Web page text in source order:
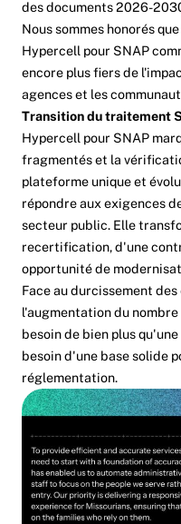
des documents 2026-
Nous sommes honorés
Hypercell pour SNAP
encore plus fiers de
agences et les
Transition du traitement
Hypercell pour SNAP
fragmentés et la
plateforme unique et
répondre aux exigences
secteur public. Elle
recertification, d'une
opportunité de
Face au durcissement
l'augmentation du
besoin de bien plus
besoin d'une base solide
réglementation.